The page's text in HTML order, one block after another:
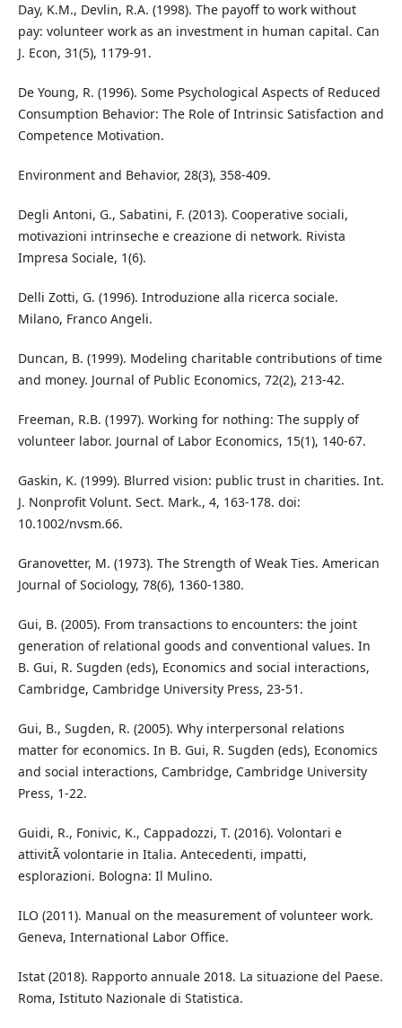
Day, K.M., Devlin, R.A. (1998). The payoff to work without
pay: volunteer work as an investment in human capital. Can
J. Econ, 31(5), 1179-91.
De Young, R. (1996). Some Psychological Aspects of Reduced
Consumption Behavior: The Role of Intrinsic Satisfaction and
Competence Motivation.
Environment and Behavior, 28(3), 358-409.
Degli Antoni, G., Sabatini, F. (2013). Cooperative sociali,
motivazioni intrinseche e creazione di network. Rivista
Impresa Sociale, 1(6).
Delli Zotti, G. (1996). Introduzione alla ricerca sociale.
Milano, Franco Angeli.
Duncan, B. (1999). Modeling charitable contributions of time
and money. Journal of Public Economics, 72(2), 213-42.
Freeman, R.B. (1997). Working for nothing: The supply of
volunteer labor. Journal of Labor Economics, 15(1), 140-67.
Gaskin, K. (1999). Blurred vision: public trust in charities. Int.
J. Nonprofit Volunt. Sect. Mark., 4, 163-178. doi:
10.1002/nvsm.66.
Granovetter, M. (1973). The Strength of Weak Ties. American
Journal of Sociology, 78(6), 1360-1380.
Gui, B. (2005). From transactions to encounters: the joint
generation of relational goods and conventional values. In
B. Gui, R. Sugden (eds), Economics and social interactions,
Cambridge, Cambridge University Press, 23-51.
Gui, B., Sugden, R. (2005). Why interpersonal relations
matter for economics. In B. Gui, R. Sugden (eds), Economics
and social interactions, Cambridge, Cambridge University
Press, 1-22.
Guidi, R., Fonivic, K., Cappadozzi, T. (2016). Volontari e
attivitÃ volontarie in Italia. Antecedenti, impatti,
esplorazioni. Bologna: Il Mulino.
ILO (2011). Manual on the measurement of volunteer work.
Geneva, International Labor Office.
Istat (2018). Rapporto annuale 2018. La situazione del Paese.
Roma, Istituto Nazionale di Statistica.